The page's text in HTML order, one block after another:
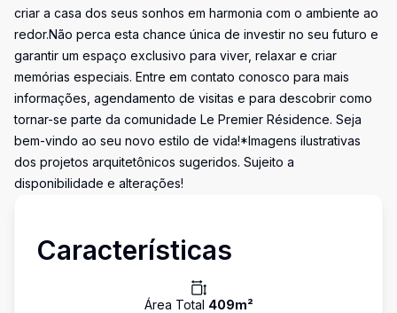
criar a casa dos seus sonhos em harmonia com o ambiente ao
redor.Não perca esta chance única de investir no seu futuro e
garantir um espaço exclusivo para viver, relaxar e criar
memórias especiais. Entre em contato conosco para mais
informações, agendamento de visitas e para descobrir como
tornar-se parte da comunidade Le Premier Résidence. Seja
bem-vindo ao seu novo estilo de vida!*Imagens ilustrativas
dos projetos arquitetônicos sugeridos. Sujeito a
disponibilidade e alterações!
Características
Área Total 409m²